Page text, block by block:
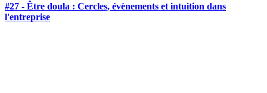
#27 - Être doula : Cercles, évènements et intuition dans
l'entreprise